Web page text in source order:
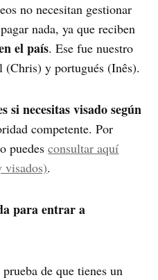
no necesitan gestionar
nada, ya que reciben
el país. Ese fue nuestro
(Chris) y portugués (Inês).
si necesitas visado según
competente. Por
puedesconsultar aquí
visados).
para entrar a
de que tienes un